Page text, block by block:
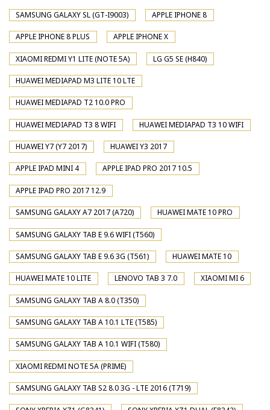
SAMSUNG GALAXY SL (GT-I9003) APPLE IPHONE 8
APPLE IPHONE 8 PLUS APPLE IPHONE X
XIAOMI REDMI Y1 LITE (NOTE 5A) LG G5 SE (H840)
HUAWEI MEDIAPAD M3 LITE 10 LTE
HUAWEI MEDIAPAD T2 10.0 PRO
HUAWEI MEDIAPAD T3 8 WIFI HUAWEI MEDIAPAD T3 10 WIFI
HUAWEI Y7 (Y7 2017) HUAWEI Y3 2017
APPLE IPAD MINI 4 APPLE IPAD PRO 2017 10.5
APPLE IPAD PRO 2017 12.9
SAMSUNG GALAXY A7 2017 (A720) HUAWEI MATE 10 PRO
SAMSUNG GALAXY TAB E 9.6 WIFI (T560)
SAMSUNG GALAXY TAB E 9.6 3G (T561) HUAWEI MATE 10
HUAWEI MATE 10 LITE LENOVO TAB 3 7.0 XIAOMI MI 6
SAMSUNG GALAXY TAB A 8.0 (T350)
SAMSUNG GALAXY TAB A 10.1 LTE (T585)
SAMSUNG GALAXY TAB A 10.1 WIFI (T580)
XIAOMI REDMI NOTE 5A (PRIME)
SAMSUNG GALAXY TAB S2 8.0 3G - LTE 2016 (T719)